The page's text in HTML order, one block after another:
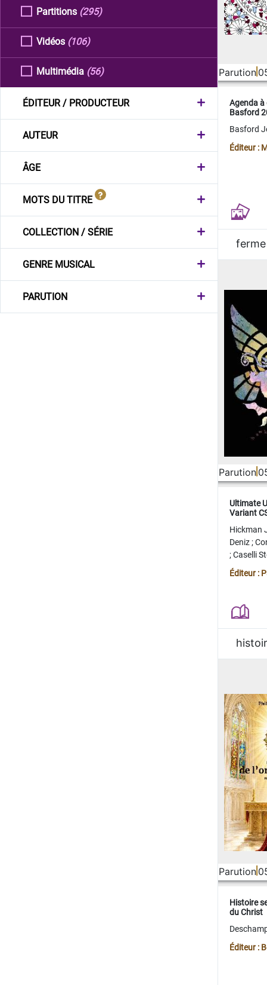
Partitions (295)
Vidéos (106)
Multimédia (56)
ÉDITEUR / PRODUCTEUR
AUTEUR
ÂGE
MOTS DU TITRE
COLLECTION / SÉRIE
GENRE MUSICAL
PARUTION
Parution
Agenda
Basford
Basford
Éditeur :
ferme
Parution
Ultimate
Variant
Hickman
Deniz;
;Caselli
Juan
Éditeur :
Parution
Histoire
du Christ
Éditeur :